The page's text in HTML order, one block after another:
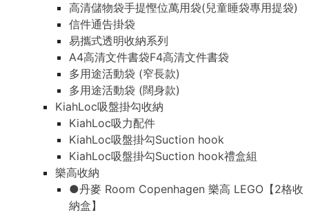
高清儲物袋手提慳位萬用袋(兒童睡袋專用提袋)
信件通告掛袋
易攜式透明收納系列
A4高清文件書袋F4高清文件書袋
多用途活動袋 (窄長款)
多用途活動袋 (闊身款)
KiahLoc吸盤掛勾收納
KiahLoc吸力配件
KiahLoc吸盤掛勾Suction hook
KiahLoc吸盤掛勾Suction hook禮盒組
樂高收納
●丹麥 Room Copenhagen 樂高 LEGO【2格收
納盒】